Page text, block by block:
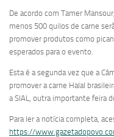
De acordo com Tamer
menos 500 quilos de carne
promover produtos como
esperados para o evento.
Esta é a segunda vez que a
promover a carne Halal
a SIAL, outra importante feira
Para ler a notícia completa,
https://